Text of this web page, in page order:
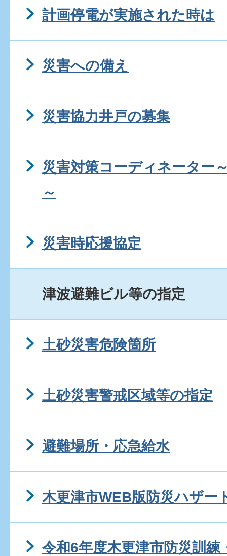
計画停電が実施された時は
災害への備え
災害協力井戸の募集
災害対策コーディネーター
～
災害時応援協定
津波避難ビル等の指定
土砂災害危険箇所
土砂災害警戒区域等の指定
避難場所・応急給水
木更津市WEB版防災ハザー
令和6年度木更津市防災訓